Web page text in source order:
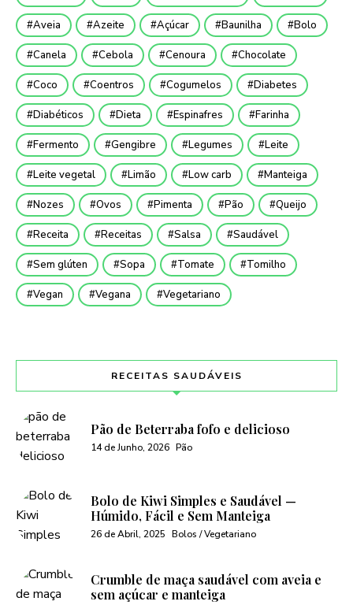
Aveia Azeite Açúcar Baunilha Bolo
Canela Cebola Cenoura Chocolate
Coco Coentros Cogumelos Diabetes
Diabéticos Dieta Espinafres Farinha
Fermento Gengibre Legumes Leite
Leite vegetal Limão Low carb Manteiga
Nozes Ovos Pimenta Pão Queijo
Receita Receitas Salsa Saudável
Sem glúten Sopa Tomate Tomilho
Vegan Vegana Vegetariano
RECEITAS SAUDÁVEIS
Pão de Beterraba fofo e delicioso
14 de Junho, 2026 Pão
Bolo de Kiwi Simples e Saudável —
Húmido, Fácil e Sem Manteiga
26 de Abril, 2025 Bolos / Vegetariano
Crumble de maça saudável com aveia e
sem açúcar e manteiga